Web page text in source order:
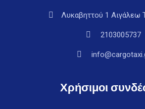
Λυκαβηττού 1 Αιγάλεω
2103005737
Χρήσιμοι